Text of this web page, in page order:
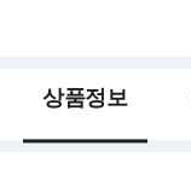
상품정보